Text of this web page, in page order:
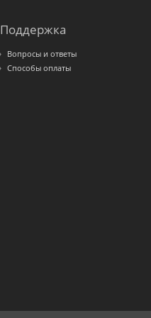
Поддержка
Вопросы и ответы
Способы оплаты